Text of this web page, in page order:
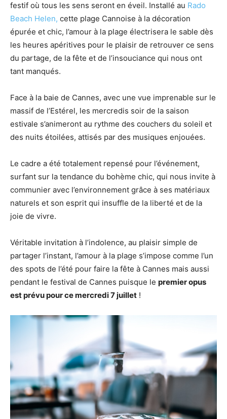
festif où tous les sens seront en éveil. Installé au Rado
Beach Helen, cette plage Cannoise à la décoration
épurée et chic, l’amour à la plage électrisera le sable dès
les heures apéritives pour le plaisir de retrouver ce sens
du partage, de la fête et de l’insouciance qui nous ont
tant manqués.
Face à la baie de Cannes, avec une vue imprenable sur le
massif de l’Estérel, les mercredis soir de la saison
estivale s’animeront au rythme des couchers du soleil et
des nuits étoilées, attisés par des musiques enjouées.
Le cadre a été totalement repensé pour l’événement,
surfant sur la tendance du bohème chic, qui nous invite à
communier avec l’environnement grâce à ses matériaux
naturels et son esprit qui insuffle de la liberté et de la
joie de vivre.
Véritable invitation à l’indolence, au plaisir simple de
partager l’instant, l’amour à la plage s’impose comme l’un
des spots de l’été pour faire la fête à Cannes mais aussi
pendant le festival de Cannes puisque le premier opus
est prévu pour ce mercredi 7 juillet !